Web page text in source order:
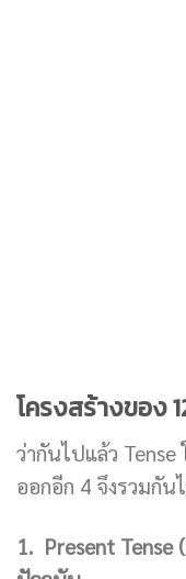
โครงสร้างของ
ว่ากันไปแล้ว
ออกอีก 4 จึงรวมกัน
1. Present Tense